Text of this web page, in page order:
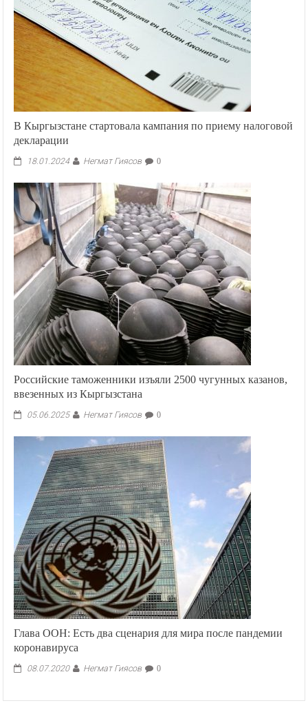
В Кыргызстане стартовала кампания по приему налоговой
декларации
18.01.2024 Негмат Гиясов 0
Российские таможенники изъяли 2500 чугунных казанов,
ввезенных из Кыргызстана
05.06.2025 Негмат Гиясов 0
Глава ООН: Есть два сценария для мира после пандемии
коронавируса
08.07.2020 Негмат Гиясов 0